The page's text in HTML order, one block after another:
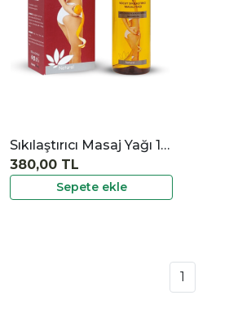
Sıkılaştırıcı Masaj Yağı 100 ml
Sepete ekle
380,00 TL
1